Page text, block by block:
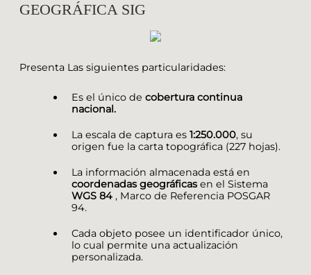
GEOGRÁFICA SIG
Presenta Las siguientes particularidades:
Es el único de cobertura continua
nacional.
La escala de captura es 1:250.000, su
origen fue la carta topográfica (227 hojas).
La información almacenada está en
coordenadas geográficasen el Sistema
WGS 84 , Marco de Referencia POSGAR
94.
Cada objeto posee un identificador único,
lo cual permite una actualización
personalizada.